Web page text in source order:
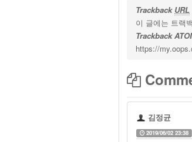
Trackback URL
이 글에는 트랙
Trackback
https://
김정균
2019/06/02 23:38